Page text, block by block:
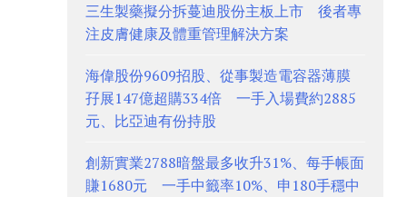
三生製藥擬分拆蔓迪股份主板上市 後者專
注皮膚健康及體重管理解決方案
海偉股份9609招股、從事製造電容器薄膜
孖展147億超購334倍 一手入場費約2885
元、比亞迪有份持股
創新實業2788暗盤最多收升31%、每手帳面
賺1680元 一手中籤率10%、申180手穩中